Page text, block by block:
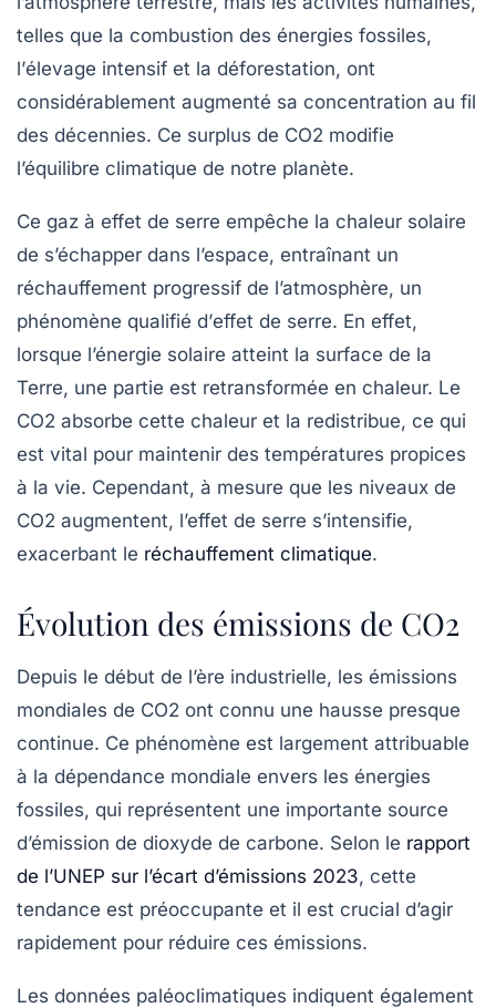
telles que la combustion des énergies fossiles,
l’élevage intensif et la déforestation, ont
considérablement augmenté sa concentration au fil
des décennies. Ce surplus de CO2 modifie
l’équilibre climatique de notre planète.
Ce gaz à effet de serre empêche la chaleur solaire
de s’échapper dans l’espace, entraînant un
réchauffement progressif de l’atmosphère, un
phénomène qualifié d’effet de serre. En effet,
lorsque l’énergie solaire atteint la surface de la
Terre, une partie est retransformée en chaleur. Le
CO2 absorbe cette chaleur et la redistribue, ce qui
est vital pour maintenir des températures propices
à la vie. Cependant, à mesure que les niveaux de
CO2 augmentent, l’effet de serre s’intensifie,
exacerbant le réchauffement climatique.
Évolution des émissions de CO2
Depuis le début de l’ère industrielle, les émissions
mondiales de CO2 ont connu une hausse presque
continue. Ce phénomène est largement attribuable
à la dépendance mondiale envers les énergies
fossiles, qui représentent une importante source
d’émission de dioxyde de carbone. Selon le rapport
de l’UNEP sur l’écart d’émissions 2023, cette
tendance est préoccupante et il est crucial d’agir
rapidement pour réduire ces émissions.
Les données paléoclimatiques indiquent également